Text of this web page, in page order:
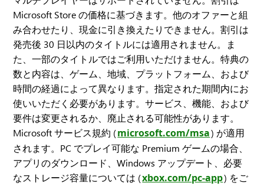
Microsoft Store の価格に基づきます。他のオファーと組
み合わせたり、現金に引き換えたりできません。割引は
発売後 30 日以内のタイトルには適用されません。ま
た、一部のタイトルではご利用いただけません。特典の
数と内容は、ゲーム、地域、プラットフォーム、および
時間の経過によって異なります。指定された期間内にお
使いいただく必要があります。サービス、機能、および
要件は変更されるか、廃止される可能性があります。
Microsoft サービス規約 (microsoft.com/msa) が適用
されます。PC でプレイ可能な Premium ゲームの場合、
アプリのダウンロード、Windows アップデート、必要
なストレージ容量については (xbox.com/pc-app) をご